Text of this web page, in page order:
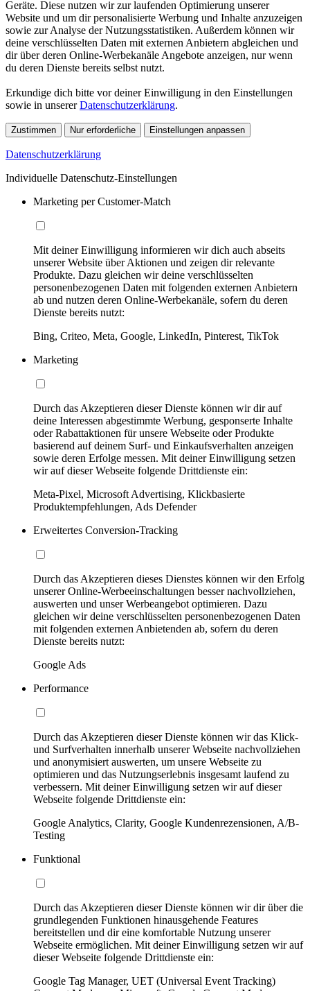
Geräte. Diese nutzen wir zur laufenden Optimierung unserer
Website und um dir personalisierte Werbung und Inhalte anzuzeigen
sowie zur Analyse der Nutzungsstatistiken. Außerdem können wir
deine verschlüsselten Daten mit externen Anbietern abgleichen und
dir über deren Online-Werbekanäle Angebote anzeigen, nur wenn
du deren Dienste bereits selbst nutzt.
Erkundige dich bitte vor deiner Einwilligung in den Einstellungen
sowie in unsererDatenschutzerklärung.
Zustimmen Nur erforderliche Einstellungen anpassen
Datenschutzerklärung
Individuelle Datenschutz-Einstellungen
Marketing per Customer-Match
Mit deiner Einwilligung informieren wir dich auch abseits
unserer Website über Aktionen und zeigen dir relevante
Produkte. Dazu gleichen wir deine verschlüsselten
personenbezogenen Daten mit folgenden externen Anbietern
ab und nutzen deren Online-Werbekanäle, sofern du deren
Dienste bereits nutzt:
Bing, Criteo, Meta, Google, LinkedIn, Pinterest, TikTok
Marketing
Durch das Akzeptieren dieser Dienste können wir dir auf
deine Interessen abgestimmte Werbung, gesponserte Inhalte
oder Rabattaktionen für unsere Webseite oder Produkte
basierend auf deinem Surf- und Einkaufsverhalten anzeigen
sowie deren Erfolge messen. Mit deiner Einwilligung setzen
wir auf dieser Webseite folgende Drittdienste ein:
Meta-Pixel, Microsoft Advertising, Klickbasierte
Produktempfehlungen, Ads Defender
Erweitertes Conversion-Tracking
Durch das Akzeptieren dieses Dienstes können wir den Erfolg
unserer Online-Werbeeinschaltungen besser nachvollziehen,
auswerten und unser Werbeangebot optimieren. Dazu
gleichen wir deine verschlüsselten personenbezogenen Daten
mit folgenden externen Anbietenden ab, sofern du deren
Dienste bereits nutzt:
Google Ads
Performance
Durch das Akzeptieren dieser Dienste können wir das Klick-
und Surfverhalten innerhalb unserer Webseite nachvollziehen
und anonymisiert auswerten, um unsere Webseite zu
optimieren und das Nutzungserlebnis insgesamt laufend zu
verbessern. Mit deiner Einwilligung setzen wir auf dieser
Webseite folgende Drittdienste ein:
Google Analytics, Clarity, Google Kundenrezensionen, A/B-
Testing
Funktional
Durch das Akzeptieren dieser Dienste können wir dir über die
grundlegenden Funktionen hinausgehende Features
bereitstellen und dir eine komfortable Nutzung unserer
Webseite ermöglichen. Mit deiner Einwilligung setzen wir auf
dieser Webseite folgende Drittdienste ein:
Google Tag Manager, UET (Universal Event Tracking)